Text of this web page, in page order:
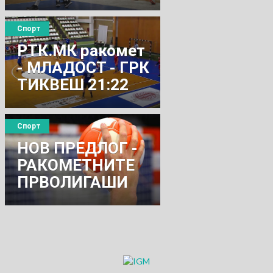
РТК.МК ракомет
- МЛАДОСТ - ГРК
ТИКВЕШ 21:22
Спорт
НОВ ПРЕДЛОГ -
РАКОМЕТНИТЕ
ПРВОЛИГАШИ
ДА ИГРААТ
Спорт